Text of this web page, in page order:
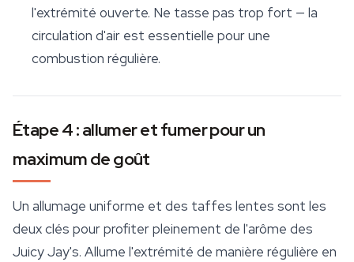
l'extrémité ouverte. Ne tasse pas trop fort — la
circulation d'air est essentielle pour une
combustion régulière.
Étape 4 : allumer et fumer pour un
maximum de goût
Un allumage uniforme et des taffes lentes sont les
deux clés pour profiter pleinement de l'arôme des
Juicy Jay's. Allume l'extrémité de manière régulière en